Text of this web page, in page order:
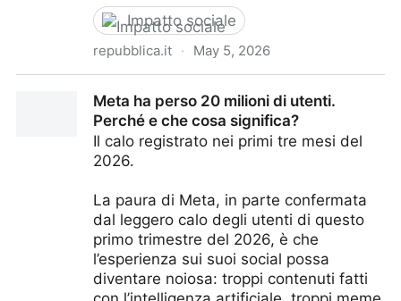
Impatto sociale
repubblica.it · May 5, 2026
uccidere per diventare famoso. Poi ha fatto fuoco
Meta ha perso 20 milioni di utenti.
Perché e che cosa significa?
Il calo registrato nei primi tre mesi del
2026.
La paura di Meta, in parte confermata
dal leggero calo degli utenti di questo
primo trimestre del 2026, è che
l’esperienza sui suoi social possa
diventare noiosa: troppi contenuti fatti